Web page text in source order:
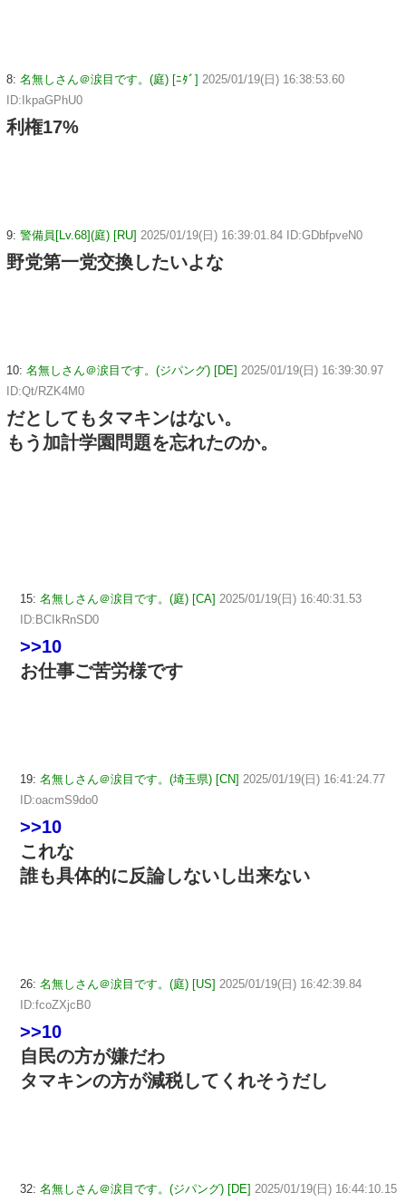
8: 名無しさん＠涙目です。(庭) [ﾆﾀﾞ] 2025/01/19(日) 16:38:53.60
ID:IkpaGPhU0
利権17%
9: 警備員[Lv.68](庭) [RU] 2025/01/19(日) 16:39:01.84 ID:GDbfpveN0
野党第一党交換したいよな
10: 名無しさん＠涙目です。(ジパング) [DE] 2025/01/19(日) 16:39:30.97
ID:Qt/RZK4M0
だとしてもタマキンはない。
もう加計学園問題を忘れたのか。
15: 名無しさん＠涙目です。(庭) [CA] 2025/01/19(日) 16:40:31.53
ID:BCIkRnSD0
>>10
お仕事ご苦労様です
19: 名無しさん＠涙目です。(埼玉県) [CN] 2025/01/19(日) 16:41:24.77
ID:oacmS9do0
>>10
これな
誰も具体的に反論しないし出来ない
26: 名無しさん＠涙目です。(庭) [US] 2025/01/19(日) 16:42:39.84
ID:fcoZXjcB0
>>10
自民の方が嫌だわ
タマキンの方が減税してくれそうだし
32: 名無しさん＠涙目です。(ジパング) [DE] 2025/01/19(日) 16:44:10.15